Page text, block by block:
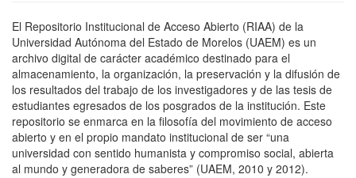
El Repositorio Institucional de Acceso Abierto (RIAA) de la
Universidad Autónoma del Estado de Morelos (UAEM) es un
archivo digital de carácter académico destinado para el
almacenamiento, la organización, la preservación y la difusión de
los resultados del trabajo de los investigadores y de las tesis de
estudiantes egresados de los posgrados de la institución. Este
repositorio se enmarca en la filosofía del movimiento de acceso
abierto y en el propio mandato institucional de ser “una
universidad con sentido humanista y compromiso social, abierta
al mundo y generadora de saberes” (UAEM, 2010 y 2012).